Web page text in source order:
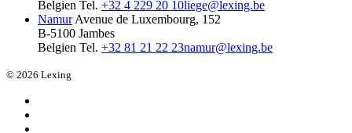
Belgien Tel. +32 4 229 20 10liege@lexing.be
Namur Avenue de Luxembourg, 152
B-5100 Jambes
Belgien Tel. +32 81 21 22 23namur@lexing.be
© 2026 Lexing